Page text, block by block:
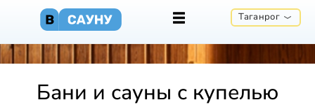
Таганрог
Бани и сауны с купелью